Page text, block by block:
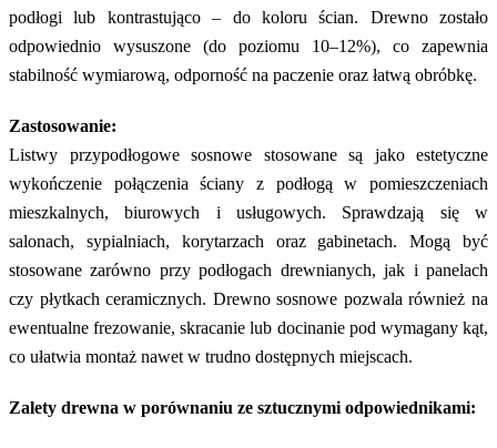
podłogi lub kontrastująco – do koloru ścian. Drewno zostało
odpowiednio wysuszone (do poziomu 10–12%), co zapewnia
stabilność wymiarową, odporność na paczenie oraz łatwą obróbkę.
Zastosowanie:
Listwy przypodłogowe sosnowe stosowane są jako estetyczne
wykończenie połączenia ściany z podłogą w pomieszczeniach
mieszkalnych, biurowych i usługowych. Sprawdzają się w
salonach, sypialniach, korytarzach oraz gabinetach. Mogą być
stosowane zarówno przy podłogach drewnianych, jak i panelach
czy płytkach ceramicznych. Drewno sosnowe pozwala również na
ewentualne frezowanie, skracanie lub docinanie pod wymagany kąt,
co ułatwia montaż nawet w trudno dostępnych miejscach.
Zalety drewna w porównaniu ze sztucznymi odpowiednikami: